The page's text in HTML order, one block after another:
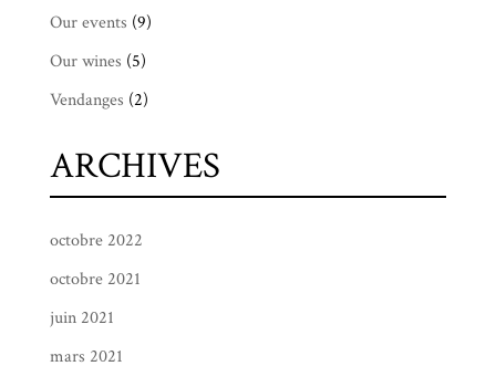
Our events (9)
Our wines (5)
Vendanges (2)
ARCHIVES
octobre 2022
octobre 2021
juin 2021
mars 2021